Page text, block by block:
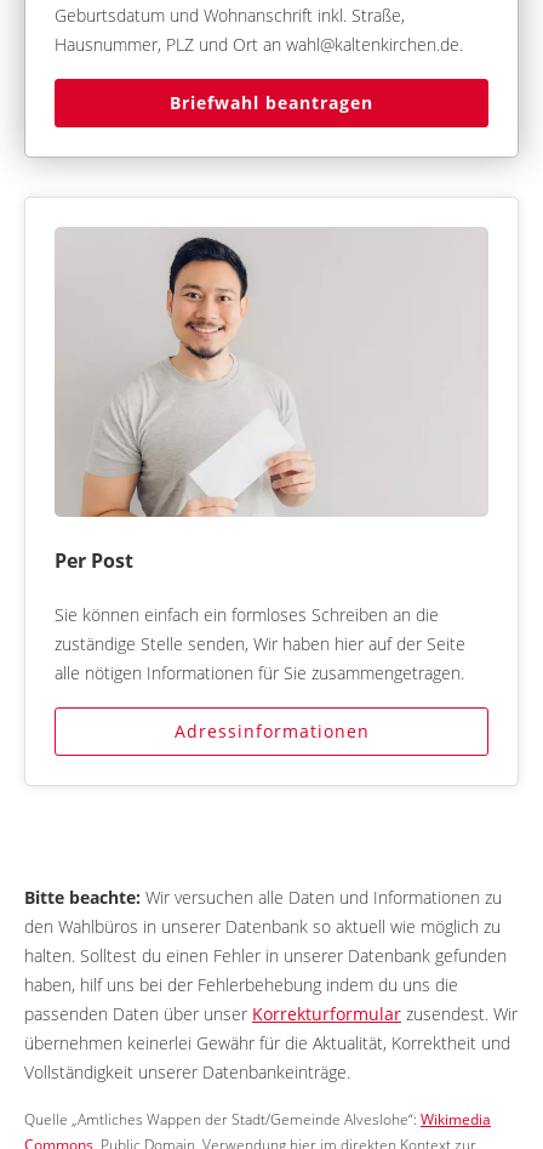
Geburtsdatum und Wohnanschrift inkl. Straße,
Hausnummer, PLZ und Ort an wahl@kaltenkirchen.de.
Briefwahl beantragen
Per Post
Sie können einfach ein formloses Schreiben an die
zuständige Stelle senden, Wir haben hier auf der Seite
alle nötigen Informationen für Sie zusammengetragen.
Adressinformationen
Bitte beachte: Wir versuchen alle Daten und Informationen zu
den Wahlbüros in unserer Datenbank so aktuell wie möglich zu
halten. Solltest du einen Fehler in unserer Datenbank gefunden
haben, hilf uns bei der Fehlerbehebung indem du uns die
passenden Daten über unser Korrekturformular zusendest. Wir
übernehmen keinerlei Gewähr für die Aktualität, Korrektheit und
Vollständigkeit unserer Datenbankeinträge.
Quelle „Amtliches Wappen der Stadt/Gemeinde Alveslohe“: Wikimedia
Commons , Public Domain. Verwendung hier im direkten Kontext zur